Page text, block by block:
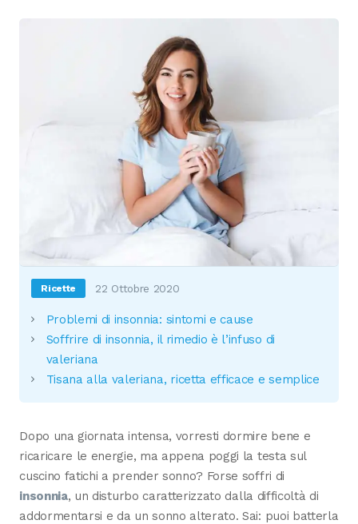
Ricette 22 Ottobre 2020
Problemi di insonnia: sintomi e cause
Soffrire di insonnia, il rimedio è l’infuso di
valeriana
Tisana alla valeriana, ricetta efficace e semplice
Dopo una giornata intensa, vorresti dormire bene e
ricaricare le energie, ma appena poggi la testa sul
cuscino fatichi a prender sonno? Forse soffri di
insonnia, un disturbo caratterizzato dalla difficoltà di
addormentarsi e da un sonno alterato. Sai: puoi batterla